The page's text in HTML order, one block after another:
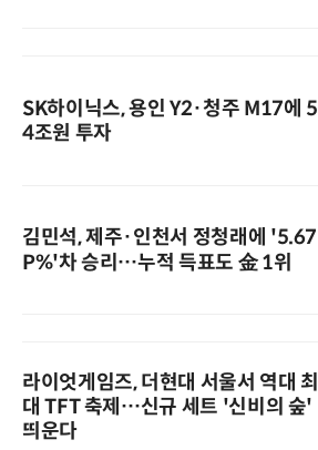
SK하이닉스, 용인 Y2·청주 M17에 5
4조원 투자
김민석, 제주·인천서 정청래에 '5.67
P%'차 승리…누적 득표도 金 1위
라이엇게임즈, 더현대 서울서 역대 최
대 TFT 축제…신규 세트 '신비의 숲'
띄운다